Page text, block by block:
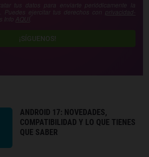
tus datos para enviarte periódicamente la
Puedes ejercitar tus derechos con privacidad-
Info AQUÍ
¡SÍGUENOS!
ANDROID 17: NOVEDADES,
COMPATIBILIDAD Y LO QUE TIENES
QUE SABER